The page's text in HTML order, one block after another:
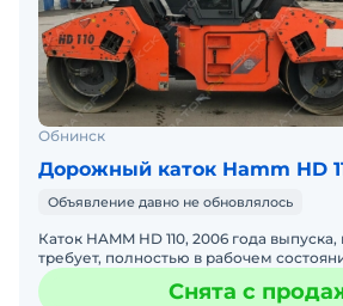
Обнинск
Дорожный каток Hamm HD
Объявление давно не обновлялось
Каток HAMM HD 110, 2006 года
требует, полностью в рабочем
ухоженный, обслуженный. Могу
работает.
Снята с